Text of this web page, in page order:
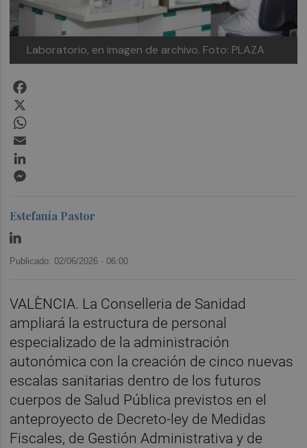
Laboratorio, en imagen de archivo. Foto: PLAZA
Estefanía Pastor
Publicado: 02/06/2026 ·06:00
VALÈNCIA. La Conselleria de Sanidad
ampliará la estructura de personal
especializado de la administración
autonómica con la creación de cinco nuevas
escalas sanitarias dentro de los futuros
cuerpos de Salud Pública previstos en el
anteproyecto de Decreto-ley de Medidas
Fiscales, de Gestión Administrativa y de